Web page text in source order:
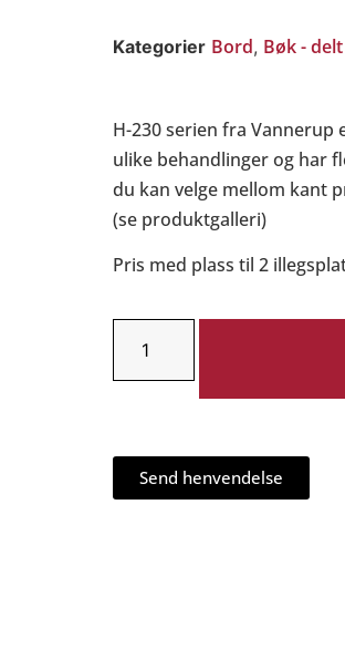
Kategorier Bord, Bøk -
H-230 serien fra
ulike behandlinger og har
du kan velge mellom kant
(se produktgalleri)
Pris med plass til 2
Send henvendelse